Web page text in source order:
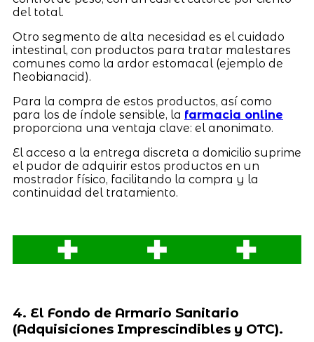
del total.
Otro segmento de alta necesidad es el cuidado
intestinal, con productos para tratar malestares
comunes como la ardor estomacal (ejemplo de
Neobianacid).
Para la compra de estos productos, así como
para los de índole sensible, la farmacia online
proporciona una ventaja clave: el anonimato.
El acceso a la entrega discreta a domicilio suprime
el pudor de adquirir estos productos en un
mostrador físico, facilitando la compra y la
continuidad del tratamiento.
4. El Fondo de Armario Sanitario
(Adquisiciones Imprescindibles y OTC).